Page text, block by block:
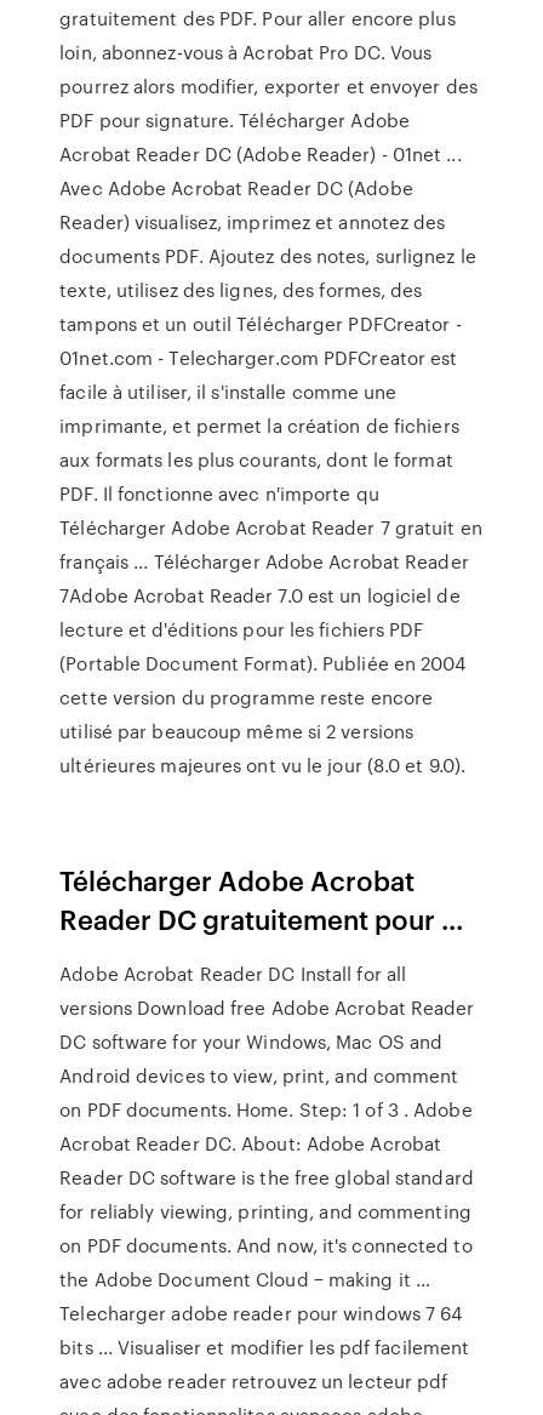
gratuitement des PDF. Pour aller encore plus
loin, abonnez-vous à Acrobat Pro DC. Vous
pourrez alors modifier, exporter et envoyer des
PDF pour signature. Télécharger Adobe
Acrobat Reader DC (Adobe Reader) - 01net ...
Avec Adobe Acrobat Reader DC (Adobe
Reader) visualisez, imprimez et annotez des
documents PDF. Ajoutez des notes, surlignez le
texte, utilisez des lignes, des formes, des
tampons et un outil Télécharger PDFCreator -
01net.com - Telecharger.com PDFCreator est
facile à utiliser, il s'installe comme une
imprimante, et permet la création de fichiers
aux formats les plus courants, dont le format
PDF. Il fonctionne avec n'importe qu
Télécharger Adobe Acrobat Reader 7 gratuit en
français ... Télécharger Adobe Acrobat Reader
7Adobe Acrobat Reader 7.0 est un logiciel de
lecture et d'éditions pour les fichiers PDF
(Portable Document Format). Publiée en 2004
cette version du programme reste encore
utilisé par beaucoup même si 2 versions
ultérieures majeures ont vu le jour (8.0 et 9.0).
Télécharger Adobe Acrobat
Reader DC gratuitement pour ...
Adobe Acrobat Reader DC Install for all
versions Download free Adobe Acrobat Reader
DC software for your Windows, Mac OS and
Android devices to view, print, and comment
on PDF documents. Home. Step: 1 of 3 . Adobe
Acrobat Reader DC. About: Adobe Acrobat
Reader DC software is the free global standard
for reliably viewing, printing, and commenting
on PDF documents. And now, it's connected to
the Adobe Document Cloud − making it …
Telecharger adobe reader pour windows 7 64
bits ... Visualiser et modifier les pdf facilement
avec adobe reader retrouvez un lecteur pdf